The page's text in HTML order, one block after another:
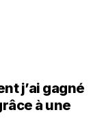
j’ai gagné
à une